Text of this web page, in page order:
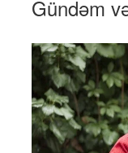
Gündəm